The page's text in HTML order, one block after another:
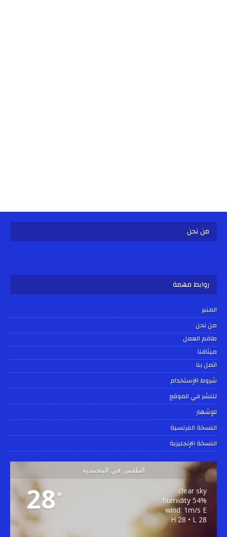
من نحن
روابط مهمة
المنبر
من نحن
طاقم العمل
ميثاقنا
اتصل بنا
شروط الإستخدام
للنشر في الموقع
للإشهار
النسخة الفرنسية
النسخة الإنجليزية
الطقس في المحمدية
28°
clear sky
54% humidity
wind: 1m/s E
H 28 • L 28